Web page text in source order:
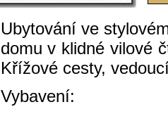
Ubytování ve
domu v klidné vilové
Křížové cesty,
Vybavení: